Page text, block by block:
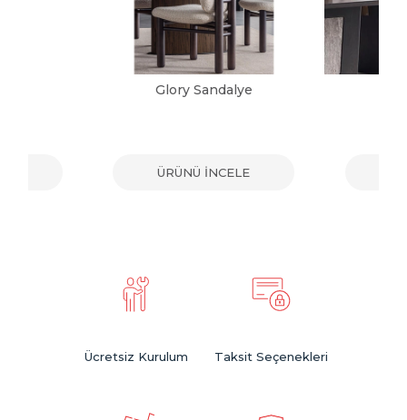
Glory Sandalye
ÜRÜNÜ İNCELE
Ücretsiz Kurulum Taksit Seçenekleri